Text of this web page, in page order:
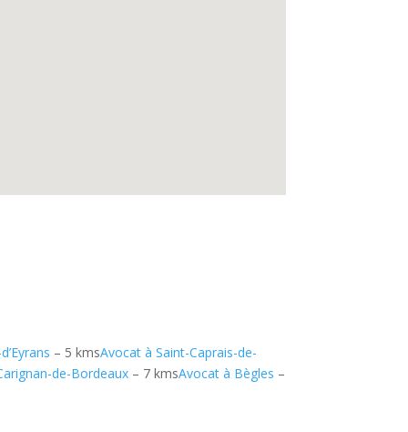
– 5 kmsAvocat à Saint-Caprais-de-
de-Bordeaux – 7 kmsAvocat à Bègles –